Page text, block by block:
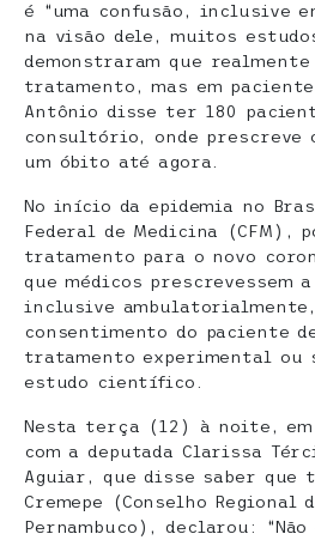
é “uma confusão, inclusive
na visão dele, muitos
demonstraram que
tratamento, mas em
Antônio disse ter 180
consultório, onde prescreve
um óbito até agora.
No início da epidemia no
Federal de Medicina (CFM),
tratamento para o novo
que médicos prescrevessem
inclusive ambulatorialmente,
consentimento do paciente
tratamento experimental ou
estudo científico.
Nesta terça (12) à noite,
com a deputada Clarissa
Aguiar, que disse saber que
Cremepe (Conselho Regional
Pernambuco), declarou: